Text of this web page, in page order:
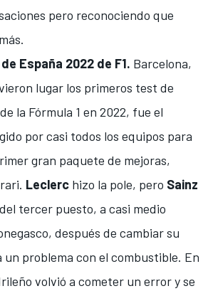
pero reconociendo que
.
España 2022 de F1. Barcelona,
lugar los primeros test de
la Fórmula 1 en 2022, fue el
por casi todos los equipos para
gran paquete de mejoras,
. Leclerc hizo la pole, pero Sainz
tercer puesto, a casi medio
después de cambiar su
un problema con el combustible. En
volvió a cometer un error y se